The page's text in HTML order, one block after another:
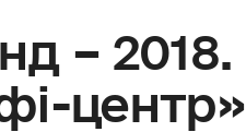
– 2018.
центр»